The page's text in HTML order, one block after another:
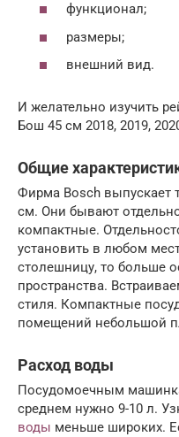
функционал;
размеры;
внешний вид.
И желательно изучить
Бош 45 см 2018, 2019,
Общие
Фирма Bosch выпускает
см. Они бывают
компактные.
установить в любом
столешницу, то больше
пространства.
стиля. Компактные
помещений небольшой
Расход воды
Посудомоечным
среднем нужно 9-10 л.
воды меньше широких.